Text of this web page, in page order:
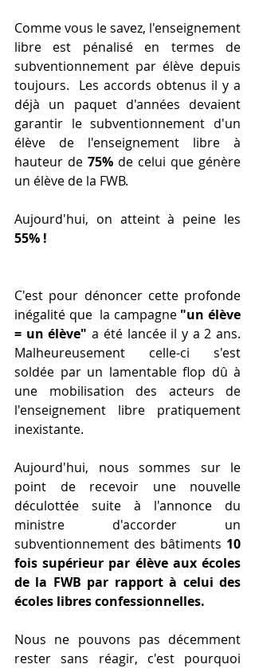
Comme vous le savez, l'enseignement
libre est pénalisé en termes de
subventionnement par élève depuis
toujours.  Les accords obtenus il y a
déjà un paquet d'années devaient
garantir le subventionnement d'un
élève de l'enseignement libre à
hauteur de 75% de celui que génère
un élève de la FWB.
55% !
C'est pour dénoncer cette profonde
inégalité que  la campagne "un élève
= un élève" a été lancée il y a 2 ans.
Malheureusement celle-ci s'est
soldée par un lamentable flop dû à
une mobilisation des acteurs de
l'enseignement libre pratiquement
inexistante.
Aujourd'hui, nous sommes sur le
point de recevoir une nouvelle
déculottée suite à l'annonce du
ministre d'accorder un
subventionnement des bâtiments 10
fois supérieur par élève aux écoles
de la FWB par rapport à celui des
écoles libres confessionnelles.
Nous ne pouvons pas décemment
rester sans réagir, c'est pourquoi